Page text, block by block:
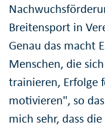
Breitensport in
Genau das macht
Menschen, die
trainieren, Erfolge
motivieren", so
mich sehr, dass